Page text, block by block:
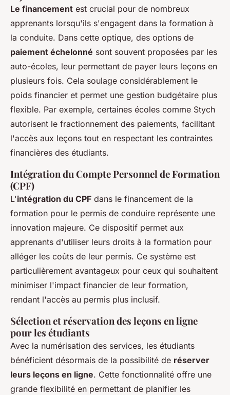
Le financement est crucial pour de nombreux
apprenants lorsqu'ils s'engagent dans la formation à
la conduite. Dans cette optique, des options de
paiement échelonné sont souvent proposées par les
auto-écoles, leur permettant de payer leurs leçons en
plusieurs fois. Cela soulage considérablement le
poids financier et permet une gestion budgétaire plus
flexible. Par exemple, certaines écoles comme Stych
autorisent le fractionnement des paiements, facilitant
l'accès aux leçons tout en respectant les contraintes
financières des étudiants.
Intégration du Compte Personnel de Formation
(CPF)
L'intégration du CPF dans le financement de la
formation pour le permis de conduire représente une
innovation majeure. Ce dispositif permet aux
apprenants d'utiliser leurs droits à la formation pour
alléger les coûts de leur permis. Ce système est
particulièrement avantageux pour ceux qui souhaitent
minimiser l'impact financier de leur formation,
rendant l'accès au permis plus inclusif.
Sélection et réservation des leçons en ligne
pour les étudiants
Avec la numérisation des services, les étudiants
bénéficient désormais de la possibilité de réserver
leurs leçons en ligne. Cette fonctionnalité offre une
grande flexibilité en permettant de planifier les